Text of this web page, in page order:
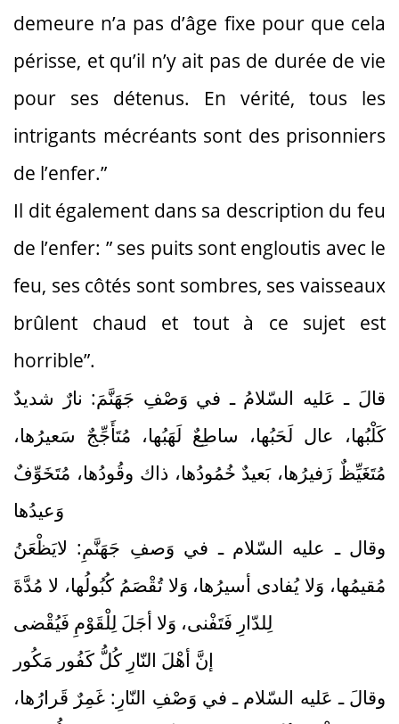
demeure n’a pas d’âge fixe pour que cela
périsse, et qu’il n’y ait pas de durée de vie
pour ses détenus. En vérité, tous les
intrigants mécréants sont des prisonniers
de l’enfer.”
Il dit également dans sa description du feu
de l’enfer: ” ses puits sont engloutis avec le
feu, ses côtés sont sombres, ses vaisseaux
brûlent chaud et tout à ce sujet est
horrible”.
قالَ ـ عَليه السّلامُ ـ في وَصْفِ جَهَنَّمَ: نارٌ شديدٌ
كَلْبُها، عال لَحَبُها، ساطِعٌ لَهَبُها، مُتَأَجِّجٌ سَعيرُها،
مُتَغَيِّظٌ زَفيرُها، بَعيدٌ خُمُودُها، ذاك وقُودُها، مُتَخَوِّفٌ
وَعيدُها
وقال ـ عليه السّلام ـ في وَصفِ جَهَنَّمِ: لايَظْعَنُ
مُقيمُها، وَلا يُفادى أسيرُها، وَلا تُقْصَمُ كُبُولُها، لا مُدَّةَ
لِلدّارِ فَتَفْنى، وَلا أجَلَ لِلْقَوْمِ فَيُقْضى
إنَّ أهْلَ النّارِ كُلُّ كَفُور مَكُور
وقالَ ـ عَليه السّلام ـ في وَصْفِ النّارِ: غَمِرٌ قَرارُها،